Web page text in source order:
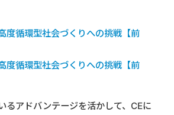
度循環型社会づくりへの挑戦【前
度循環型社会づくりへの挑戦【前
るアドバンテージを活かして、CEに